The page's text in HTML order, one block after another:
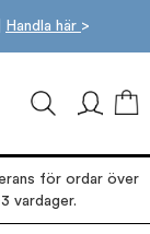
Handla här >
för ordar över
vardager.